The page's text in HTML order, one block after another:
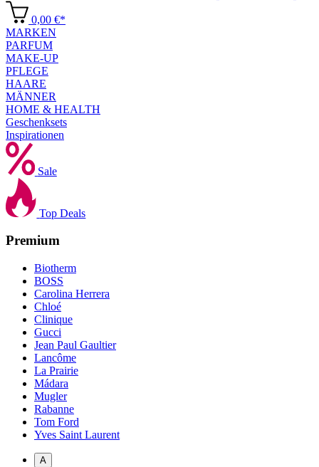
0,00 €*
MARKEN
PARFUM
MAKE-UP
PFLEGE
HAARE
MÄNNER
HOME & HEALTH
Geschenksets
Inspirationen
Sale
Top Deals
Premium
Biotherm
BOSS
Carolina Herrera
Chloé
Clinique
Gucci
Jean Paul Gaultier
Lancôme
La Prairie
Mádara
Mugler
Rabanne
Tom Ford
Yves Saint Laurent
A